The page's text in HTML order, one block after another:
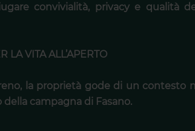
convivialità, privacy e qualità
LA VITA ALL’APERTO
la proprietà gode di un contesto
campagna di Fasano.